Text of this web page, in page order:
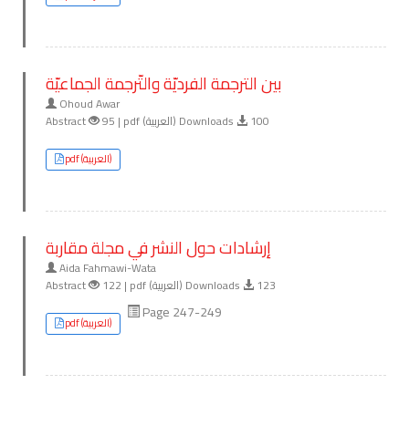
بين الترجمة الفرديّة والتّرجمة الجماعيّة
Ohoud Awar
Abstract
95 | pdf (العربية) Downloads 100
pdf (العربية)
إرشادات حول النشر في مجلة مقاربة
Aida Fahmawi-Wata
Abstract
122 | pdf (العربية) Downloads 123
pdf (العربية) Page 247-249